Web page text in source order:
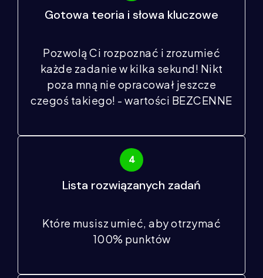
Gotowa teoria i słowa kluczowe
Pozwolą Ci rozpoznać i zrozumieć
każde zadanie w kilka sekund! Nikt
poza mną nie opracował jeszcze
czegoś takiego! - wartości BEZCENNE
Lista rozwiązanych zadań
Które musisz umieć, aby otrzymać
100% punktów